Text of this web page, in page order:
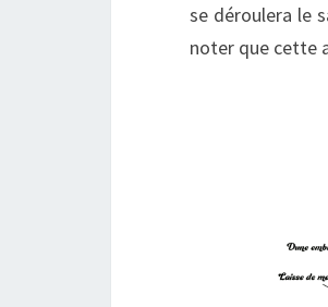
se déroulera le
noter que cette